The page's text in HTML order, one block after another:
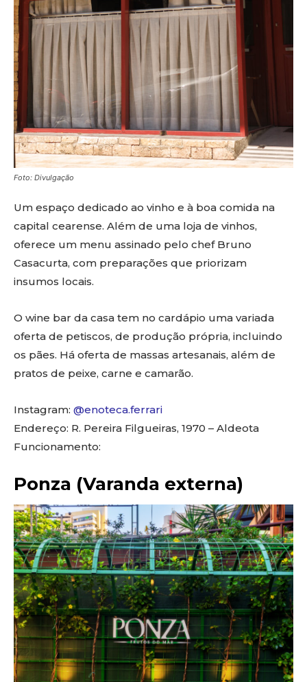
Foto: Divulgação
Um espaço dedicado ao vinho e à boa comida na
capital cearense. Além de uma loja de vinhos,
oferece um menu assinado pelo chef Bruno
Casacurta, com preparações que priorizam
insumos locais.
O wine bar da casa tem no cardápio uma variada
oferta de petiscos, de produção própria, incluindo
os pães. Há oferta de massas artesanais, além de
pratos de peixe, carne e camarão.
Instagram: @enoteca.ferrari
Endereço: R. Pereira Filgueiras, 1970 – Aldeota
Funcionamento:
Ponza (Varanda externa)